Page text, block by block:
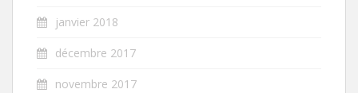
janvier 2018
décembre 2017
novembre 2017